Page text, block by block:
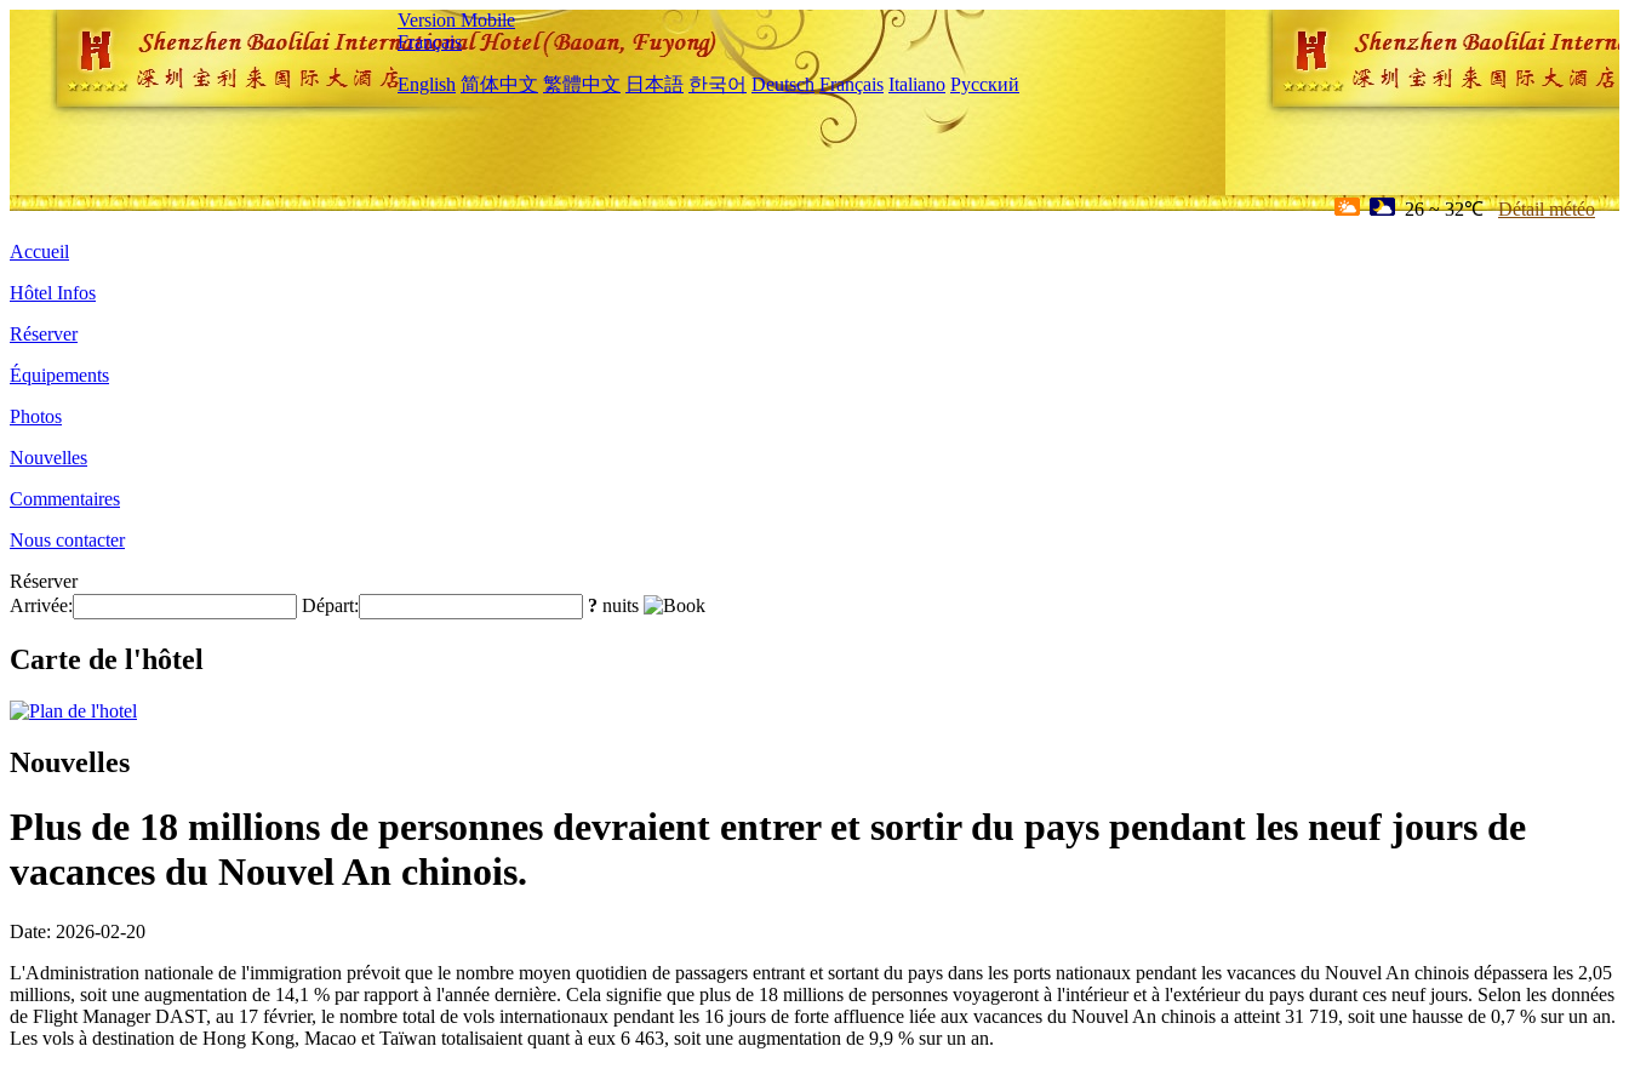
Version Mobile
Français
English 简体中文 繁體中文 日本語 한국어 Deutsch Français Italiano Русский
26 ~ 32℃ Détail météo
Accueil
Hôtel Infos
Réserver
Équipements
Photos
Nouvelles
Commentaires
Nous contacter
Réserver
Arrivée:
Départ: ? nuits
Carte de l'hôtel
Nouvelles
Plus de 18 millions de personnes devraient entrer et sortir du pays pendant les neuf jours de
vacances du Nouvel An chinois.
Date: 2026-02-20
L'Administration nationale de l'immigration prévoit que le nombre moyen quotidien de passagers entrant et sortant du pays dans les ports nationaux pendant les vacances du Nouvel An chinois dépassera les 2,05
millions, soit une augmentation de 14,1 % par rapport à l'année dernière. Cela signifie que plus de 18 millions de personnes voyageront à l'intérieur et à l'extérieur du pays durant ces neuf jours. Selon les données
de Flight Manager DAST, au 17 février, le nombre total de vols internationaux pendant les 16 jours de forte affluence liée aux vacances du Nouvel An chinois a atteint 31 719, soit une hausse de 0,7 % sur un an.
Les vols à destination de Hong Kong, Macao et Taïwan totalisaient quant à eux 6 463, soit une augmentation de 9,9 % sur un an.